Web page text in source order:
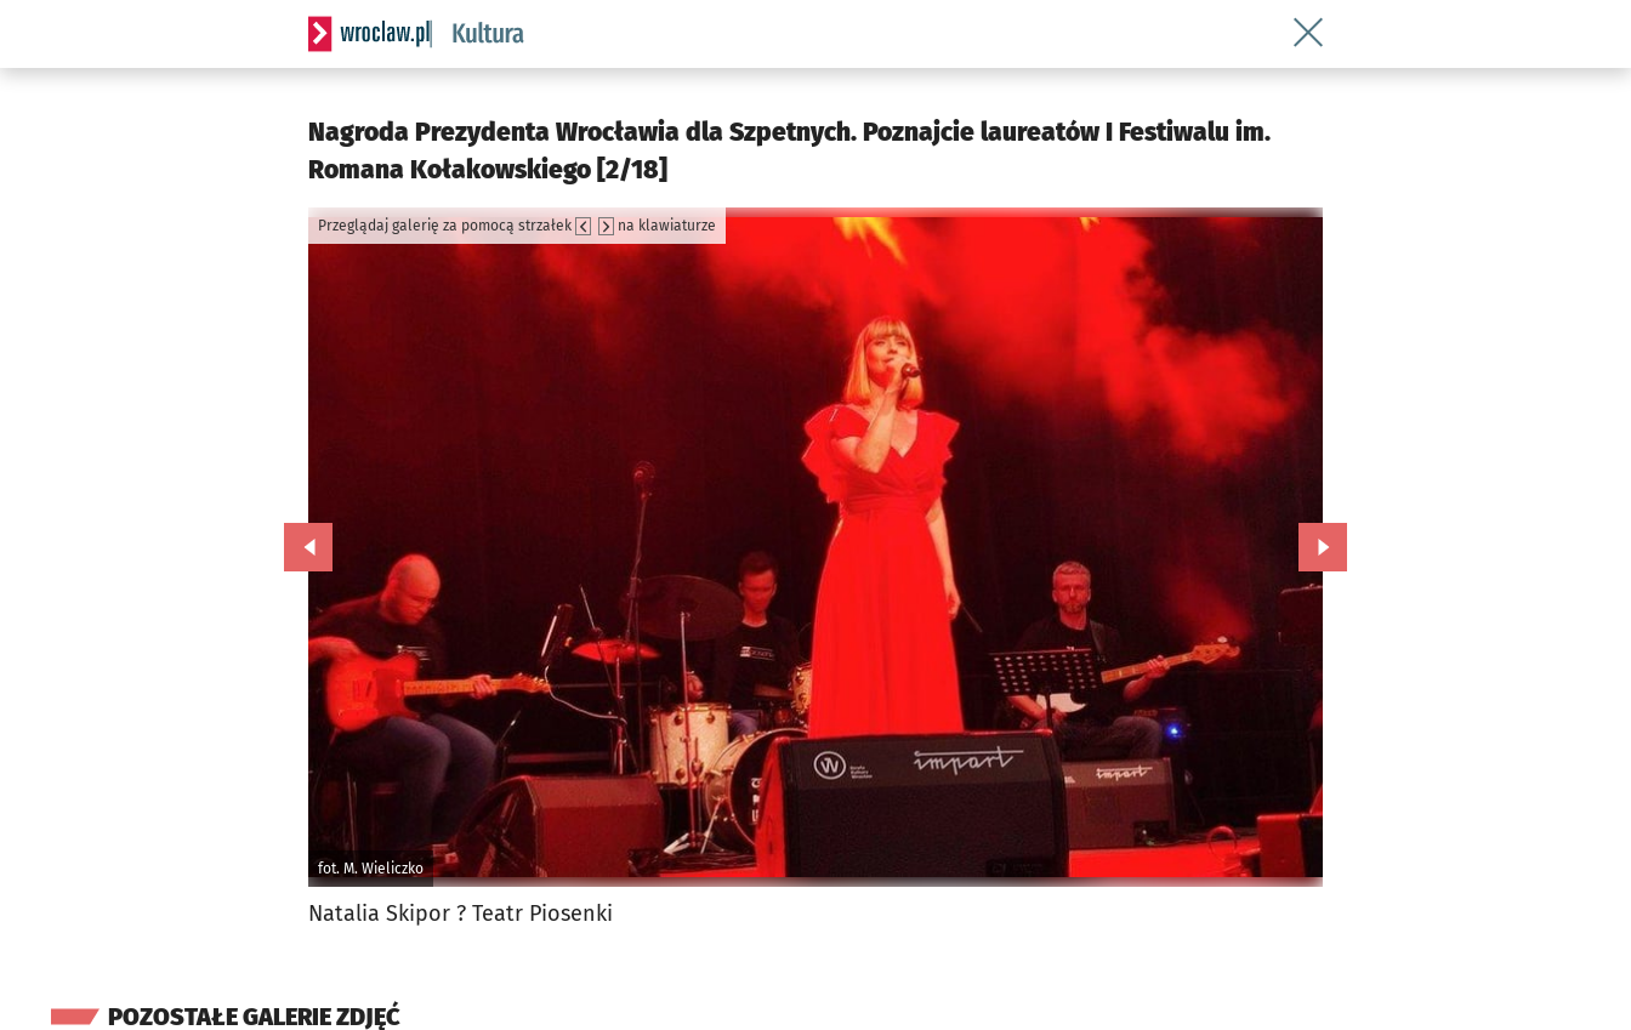
Serwis informacyjny wroclaw.pl podserwis: Kultura
Wróć do artykułu Nagroda
Nagroda Prezydenta Wrocławia dla Szpetnych. Poznajcie laureatów I Festiwalu im.
Romana Kołakowskiego [2/18]
fot. M. Wieliczko
Przeglądaj galerię za pomocą strzałek na klawiaturze
Przejdź do poprzedniego zdjęcia. Przejdź do kolejnego zdjęcia.
Natalia Skipor ? Teatr Piosenki
POZOSTAŁE GALERIE ZDJĘĆ